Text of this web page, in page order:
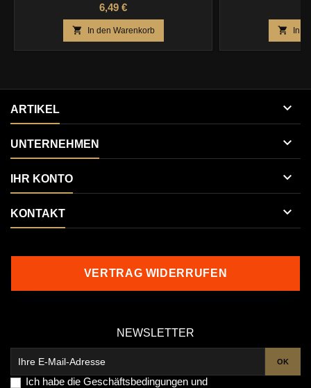
Preis
6,49 €
 In den Warenkorb
Kronkorken
ergonomische
Handling sorgt.
 In
ARTIKEL 
UNTERNEHMEN 
IHR KONTO 
KONTAKT 
VERTRAG WIDERRUFEN
NEWSLETTER
Ich habe die Geschäftsbedingungen und